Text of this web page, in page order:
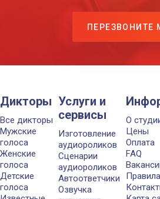
ПЕРЕЗВОНИТЕ
Дикторы
Все дикторы
Мужские
голоса
Женские
голоса
Детские
голоса
Услуги и
сервисы
Изготовление
аудиороликов
Сценарии
аудиороликов
Автоответчики
Озвучка
О
Цены
Оплата
FAQ